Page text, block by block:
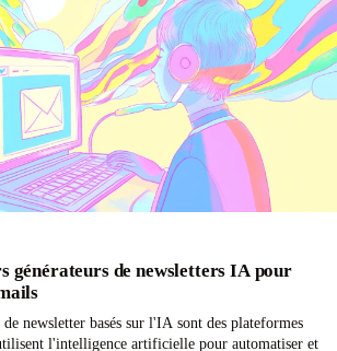
générateurs de newsletters IA pour
de newsletter basés sur l'IA sont des plateformes
l'intelligence artificielle pour automatiser et